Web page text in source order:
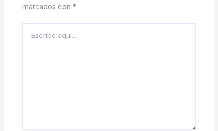
marcados con *
aquí...